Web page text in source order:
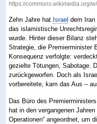
https://commons.wikimedia.org/
Zehn Jahre hat Israel dem Iran
das islamistische
wurde. Hinter dieser Bilanz
Strategie, die Premierminister
Konsequenz verfolgte:
gezielte Tötungen, Sabotage.
zurückgeworfen. Doch als
vorbereitete, kam das Aus –
Das Büro des
hat in den vergangenen
Operationen“ angeordnet, um